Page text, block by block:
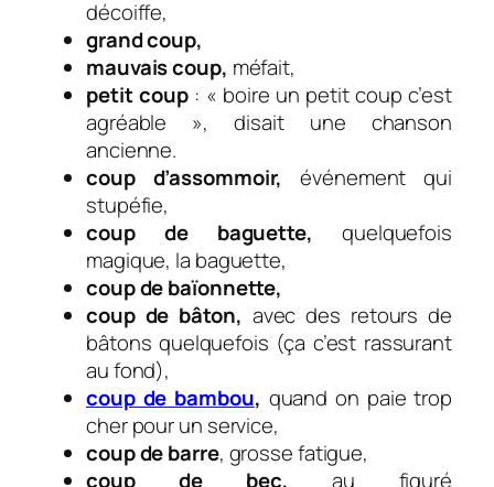
décoiffe,
grand coup,
mauvais coup, méfait,
petit coup : « boire un petit coup c’est
agréable », disait une chanson
ancienne.
coup d’assommoir,événement qui
stupéfie,
coup de baguette, quelquefois
magique, la baguette,
coup de baïonnette,
coup de bâton, avec des retours de
bâtons quelquefois (ça c’est rassurant
au fond),
coup de bambou, quand on paie trop
cher pour un service,
coup de barre, grosse fatigue,
coup de bec,au figuré